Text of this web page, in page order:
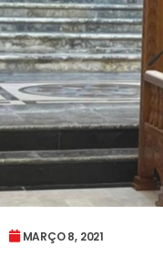
MARÇO 8, 2021